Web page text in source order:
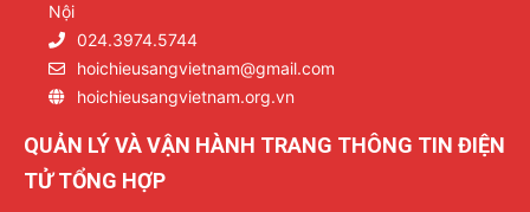
Nội
024.3974.5744
hoichieusangvietnam@gmail.com
hoichieusangvietnam.org.vn
QUẢN LÝ VÀ VẬN HÀNH TRANG THÔNG TIN ĐIỆN
TỬ TỔNG HỢP